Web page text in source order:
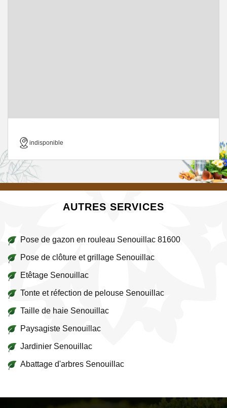
indisponible
AUTRES SERVICES
Pose de gazon en rouleau Senouillac 81600
Pose de clôture et grillage Senouillac
Etêtage Senouillac
Tonte et réfection de pelouse Senouillac
Taille de haie Senouillac
Paysagiste Senouillac
Jardinier Senouillac
Abattage d'arbres Senouillac